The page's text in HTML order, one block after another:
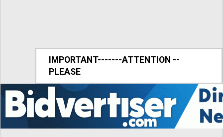
IMPORTANT-------ATTENTION --
PLEASE